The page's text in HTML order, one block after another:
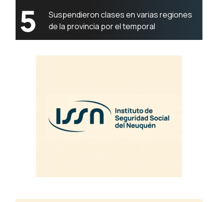
5
Suspendieron clases en varias regiones
de la provincia por el temporal